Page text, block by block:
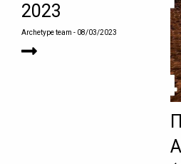
2023
Archetype team - 08/03/2023